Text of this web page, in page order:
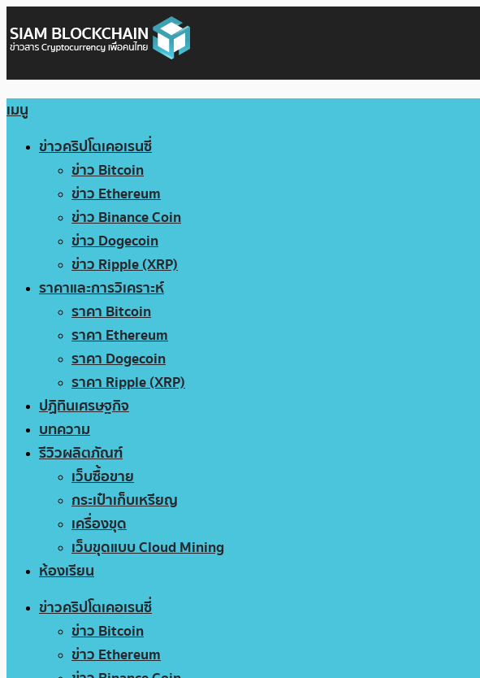
เมนู
ข่าวคริปโตเคอเรนซี่
ข่าว Bitcoin
ข่าว Ethereum
ข่าว Binance Coin
ข่าว Dogecoin
ข่าว Ripple (XRP)
ราคาและการวิเคราะห์
ราคา Bitcoin
ราคา Ethereum
ราคา Dogecoin
ราคา Ripple (XRP)
ปฏิทินเศรษฐกิจ
บทความ
รีวิวผลิตภัณฑ์
เว็บซื้อขาย
กระเป๋าเก็บเหรียญ
เครื่องขุด
เว็บขุดแบบ Cloud Mining
ห้องเรียน
ข่าวคริปโตเคอเรนซี่
ข่าว Bitcoin
ข่าว Ethereum